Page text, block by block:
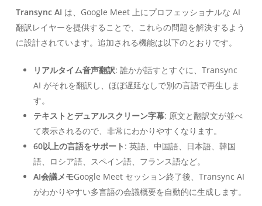
Transync AI は、Google Meet 上にプロフェッショナルな AI
翻訳レイヤーを提供することで、これらの問題を解決するよう
に設計されています。追加される機能は以下のとおりです。
リアルタイム音声翻訳: 誰かが話すとすぐに、Transync
AI がそれを翻訳し、ほぼ遅延なしで別の言語で再生しま
す。
テキストとデュアルスクリーン字幕: 原文と翻訳文が並べ
て表示されるので、非常にわかりやすくなります。
60以上の言語をサポート : 英語、中国語、日本語、韓国
語、ロシア語、スペイン語、フランス語など。
AI会議メモGoogle Meet セッション終了後、Transync AI
がわかりやすい多言語の会議概要を自動的に生成します。